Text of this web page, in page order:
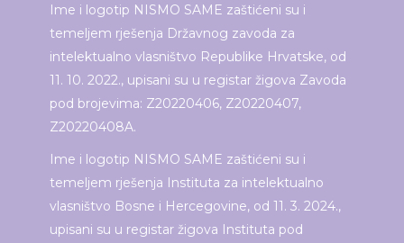
Ime i logotip NISMO SAME zaštićeni su i
temeljem rješenja Državnog zavoda za
intelektualno vlasništvo Republike Hrvatske, od
11. 10. 2022., upisani su u registar žigova Zavoda
pod brojevima: Z20220406, Z20220407,
Z20220408A.
Ime i logotip NISMO SAME zaštićeni su i
temeljem rješenja Instituta za intelektualno
vlasništvo Bosne i Hercegovine, od 11. 3. 2024.,
upisani su u registar žigova Instituta pod